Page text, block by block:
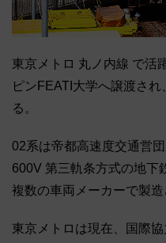
東京メトロ 丸ノ内線 で活
ピンFEATI大学へ譲渡さ
る。
02系は帝都高速度交通営
600V 第三軌条方式の地下
複数の車両メーカーで製造
東京メトロは現在、国際